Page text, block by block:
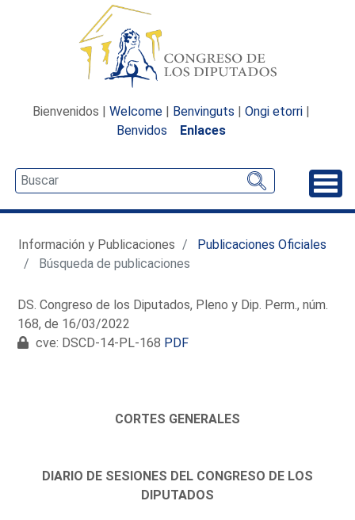
Bienvenidos | Welcome | Benvinguts | Ongi etorri |
Benvidos
Enlaces
Información y Publicaciones
Publicaciones Oficiales
Búsqueda de publicaciones
DS. Congreso de los Diputados, Pleno y Dip. Perm., núm.
168, de 16/03/2022
cve: DSCD-14-PL-168 PDF
CORTES GENERALES
DIARIO DE SESIONES DEL CONGRESO DE LOS
DIPUTADOS